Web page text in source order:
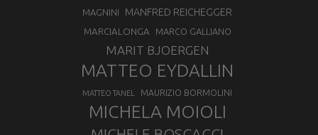
MAGNINI MANFRED REICHEGGER
MARCIALONGA MARCO GALLIANO
MARIT BJOERGEN
MATTEO EYDALLIN
MATTEO TANEL MAURIZIO BORMOLINI
MICHELA MOIOLI